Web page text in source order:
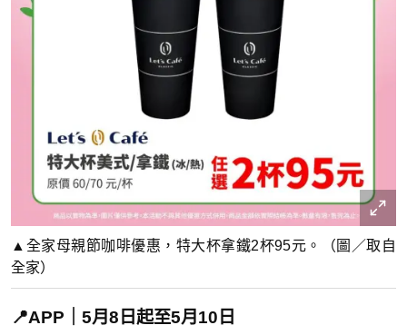
▲全家母親節咖啡優惠，特大杯拿鐵2杯95元。（圖／取自
全家）
📍APP｜5月8日起至5月10日